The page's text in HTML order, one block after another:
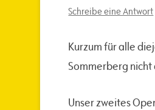
Schreibe eine Antwort
Kurzum für alle
Sommerberg
Unser zweites